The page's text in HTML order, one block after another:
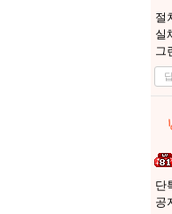
절
실
그
단
공